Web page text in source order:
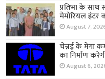
प्रतिभा के साथ
मेमोरियल इंटर
August 7,
चेन्नई के मेगा
का निर्माण
August 6,